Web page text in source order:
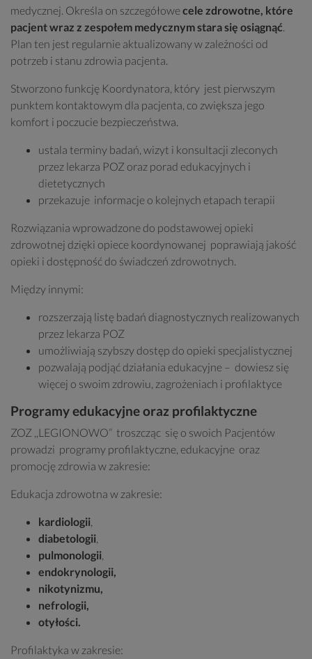
medycznej. Określa on szczegółowecele zdrowotne, które
pacjent wraz z zespołem medycznym stara się osiągnąć.
Plan ten jest regularnie aktualizowany w zależności od
potrzeb i stanu zdrowia pacjenta.
Stworzono funkcję Koordynatora, który jest pierwszym
punktem kontaktowym dla pacjenta, co zwiększa jego
komfort i poczucie bezpieczeństwa.
ustala terminy badań, wizyt i konsultacji zleconych
przez lekarza POZ oraz porad edukacyjnych i
dietetycznych
przekazuje informacje o kolejnych etapach terapii
Rozwiązania wprowadzone do podstawowej opieki
zdrowotnej dzięki opiece koordynowanej poprawiają jakość
opieki i dostępność do świadczeń zdrowotnych.
Między innymi:
rozszerzają listę badań diagnostycznych realizowanych
przez lekarza POZ
umożliwiają szybszy dostęp do opieki specjalistycznej
pozwalają podjąć działania edukacyjne – dowiesz się
więcej o swoim zdrowiu, zagrożeniach i profilaktyce
Programy edukacyjne oraz profilaktyczne
ZOZ ,,LEGIONOWO” troszcząc się o swoich Pacjentów
prowadzi programy profilaktyczne, edukacyjne oraz
promocję zdrowia w zakresie:
Edukacja zdrowotna w zakresie:
kardiologii,
diabetologii,
pulmonologii,
endokrynologii,
nikotynizmu,
nefrologii,
otyłości.
Profilaktyka w zakresie: